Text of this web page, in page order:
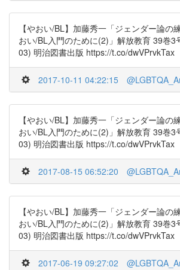
【やおい/BL】加藤秀一「ジェンダー論の
おい/BL入門のために(2)」解放教育 39巻3
03) 明治図書出版 https://t.co/dwVPrvkTax
2017-10-11 04:22:15
【やおい/BL】加藤秀一「ジェンダー論の
おい/BL入門のために(2)」解放教育 39巻3
03) 明治図書出版 https://t.co/dwVPrvkTax
2017-08-15 06:52:20
【やおい/BL】加藤秀一「ジェンダー論の
おい/BL入門のために(2)」解放教育 39巻3
03) 明治図書出版 https://t.co/dwVPrvkTax
2017-06-19 09:27:02